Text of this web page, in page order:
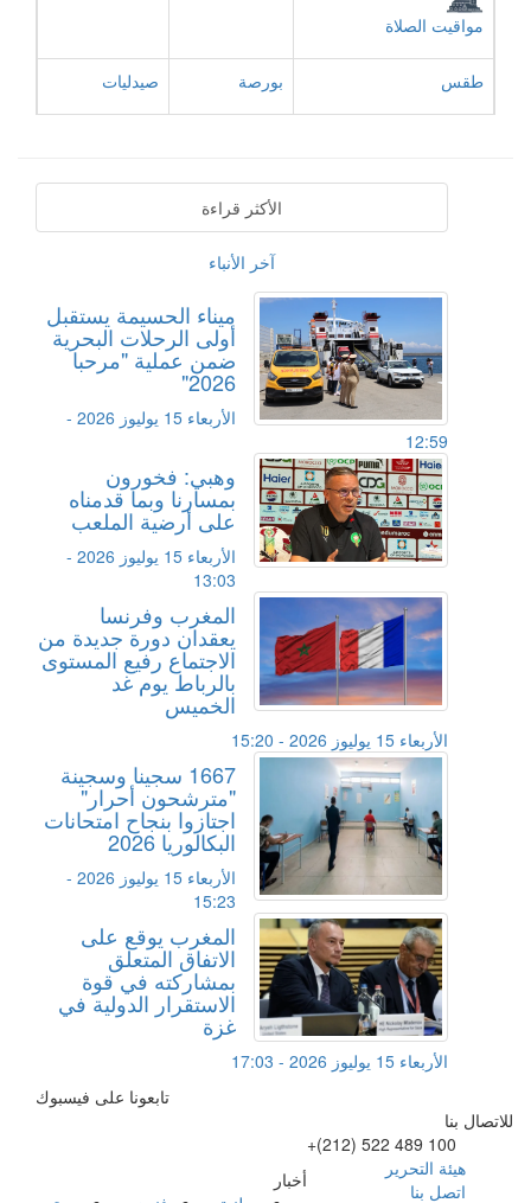
مواقيت الصلاة
طقس بورصة صيدليات
الأكثر قراءة
آخر الأنباء
ميناء الحسيمة يستقبل
أولى الرحلات البحرية
ضمن عملية "مرحبا
2026"
الأربعاء 15 يوليوز 2026 -
12:59
وهبي: فخورون
بمسارنا وبما قدمناه
على أرضية الملعب
الأربعاء 15 يوليوز 2026 -
13:03
المغرب وفرنسا
يعقدان دورة جديدة من
الاجتماع رفيع المستوى
بالرباط يوم غد
الخميس
الأربعاء 15 يوليوز 2026 - 15:20
1667 سجينا وسجينة
"مترشحون أحرار"
اجتازوا بنجاح امتحانات
البكالوريا 2026
الأربعاء 15 يوليوز 2026 -
15:23
المغرب يوقع على
الاتفاق المتعلق
بمشاركته في قوة
الاستقرار الدولية في
غزة
الأربعاء 15 يوليوز 2026 - 17:03
تابعونا على فيسبوك
للاتصال بنا
+(212) 522 489 100
هيئة التحرير
اتصل بنا
أخبار